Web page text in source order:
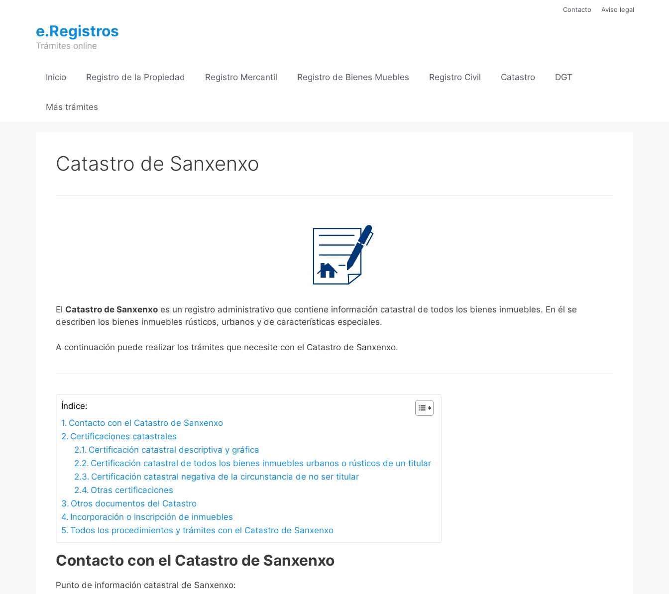
contenido
Contacto Aviso legal
e.Registros
Trámites online
Inicio Registro de la Propiedad Registro Mercantil Registro de Bienes Muebles Registro Civil Catastro DGT
Más trámites
Catastro de Sanxenxo
El Catastro de Sanxenxo es un registro administrativo que contiene información catastral de todos los bienes inmuebles. En él se
describen los bienes inmuebles rústicos, urbanos y de características especiales.
A continuación puede realizar los trámites que necesite con el Catastro de Sanxenxo.
Índice:
Contacto con el Catastro de Sanxenxo
Certificaciones catastrales
Certificación catastral descriptiva y gráfica
Certificación catastral de todos los bienes inmuebles urbanos o rústicos de un titular
Certificación catastral negativa de la circunstancia de no ser titular
Otras certificaciones
Otros documentos del Catastro
Incorporación o inscripción de inmuebles
Todos los procedimientos y trámites con el Catastro de Sanxenxo
Contacto con el Catastro de Sanxenxo
Punto de información catastral de Sanxenxo: